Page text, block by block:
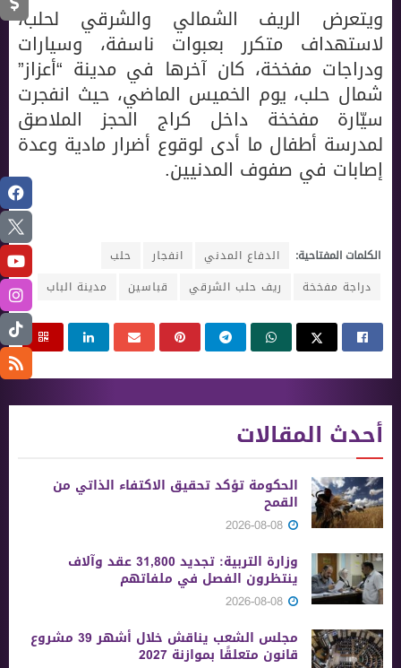
ويتعرض الريف الشمالي والشرقي لحلب،
لاستهداف متكرر بعبوات ناسفة، وسيارات
ودراجات مفخخة، كان آخرها في مدينة “أعزاز”
شمال حلب، يوم الخميس الماضي، حيث انفجرت
سيّارة مفخخة داخل كراج الحجز الملاصق
لمدرسة أطفال ما أدى لوقوع أضرار مادية وعدة
إصابات في صفوف المدنيين.
الكلمات المفتاحية: الدفاع المدني انفجار
حلب
دراجة مفخخة
ريف حلب الشرقي قباسين مدينة الباب
أحدث المقالات
الحكومة تؤكد تحقيق الاكتفاء الذاتي من
القمح
وزارة التربية: تجديد 31,800 عقد وآلاف
ينتظرون الفصل في ملفاتهم
مجلس الشعب يناقش خلال أشهر 39 مشروع
قانون متعلقًا بموازنة 2027